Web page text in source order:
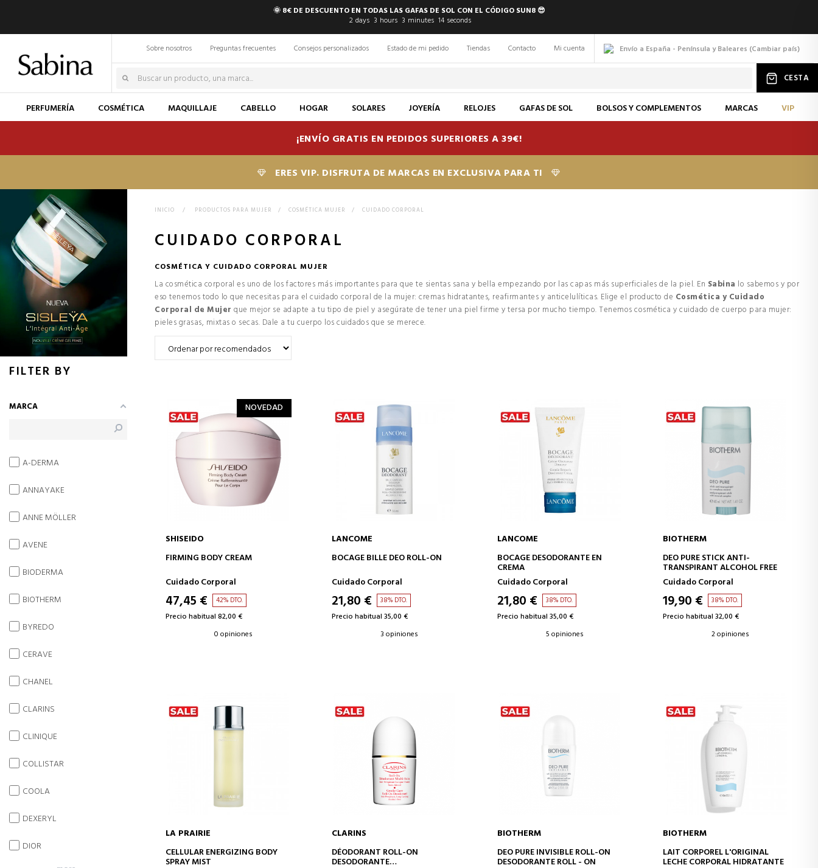
🌞 8€ DE DESCUENTO EN TODAS LAS GAFAS DE SOL CON EL CÓDIGO SUN8 😎
2 days 3 hours 3 minutes 13 seconds
Envío a España - Península y Baleares (Cambiar país)
Sobre nosotros Preguntas frecuentes Consejos personalizados Estado de mi pedido Tiendas Contacto Mi cuenta
CESTA
PERFUMERÍA COSMÉTICA MAQUILLAJE CABELLO HOGAR SOLARES JOYERÍA RELOJES GAFAS DE SOL BOLSOS Y COMPLEMENTOS MARCAS VIP
¡ENVÍO GRATIS EN PEDIDOS SUPERIORES A 39€!
ERES VIP. DISFRUTA DE MARCAS EN EXCLUSIVA PARA TI
INICIO > PRODUCTOS PARA MUJER > COSMÉTICA MUJER > CUIDADO CORPORAL
CUIDADO CORPORAL
COSMÉTICA Y CUIDADO CORPORAL MUJER
La cosmética corporal es uno de los factores más importantes para que te sientas sana y bella empezando por las capas más superficiales de la piel. En Sabina lo sabemos y por
eso tenemos todo lo que necesitas para el cuidado corporal de la mujer: cremas hidratantes, reafirmantes y anticelulíticas. Elige el producto de Cosmética y Cuidado
Corporal de Mujer que mejor se adapte a tu tipo de piel y asegúrate de tener una piel firme y tersa por mucho tiempo. Tenemos cosmética y cuidado de cuerpo para mujer:
pieles grasas, mixtas o secas. Dale a tu cuerpo los cuidados que se merece.
NOVEDAD
AÑADIR A LA CESTA
SHISEIDO
FIRMING BODY CREAM
Cuidado Corporal
47,45 € 42% DTO.
Precio habitual 82,00 €
0 opiniones
AÑADIR A LA CESTA
LANCOME
BOCAGE BILLE DEO ROLL-ON
Cuidado Corporal
21,80 € 38% DTO.
Precio habitual 35,00 €
3 opiniones
AÑADIR A LA CESTA
LANCOME
BOCAGE DESODORANTE EN
CREMA
Cuidado Corporal
21,80 € 38% DTO.
Precio habitual 35,00 €
5 opiniones
AÑADIR A LA CESTA
BIOTHERM
DEO PURE STICK ANTI-
TRANSPIRANT ALCOHOL FREE
Cuidado Corporal
19,90 € 38% DTO.
Precio habitual 32,00 €
2 opiniones
AÑADIR A LA CESTA
LA PRAIRIE
CELLULAR ENERGIZING BODY
SPRAY MIST
AÑADIR A LA CESTA
CLARINS
DÉODORANT ROLL-ON
DESODORANTE
AÑADIR A LA CESTA
BIOTHERM
DEO PURE INVISIBLE ROLL-ON
DESODORANTE ROLL - ON
AÑADIR A LA CESTA
BIOTHERM
LAIT CORPOREL L'ORIGINAL
LECHE CORPORAL HIDRATANTE
FILTER BY
MARCA
A-DERMA
ANNAYAKE
ANNE MÖLLER
AVENE
BIODERMA
BIOTHERM
BYREDO
CERAVE
CHANEL
CLARINS
CLINIQUE
COLLISTAR
COOLA
DEXERYL
DIOR